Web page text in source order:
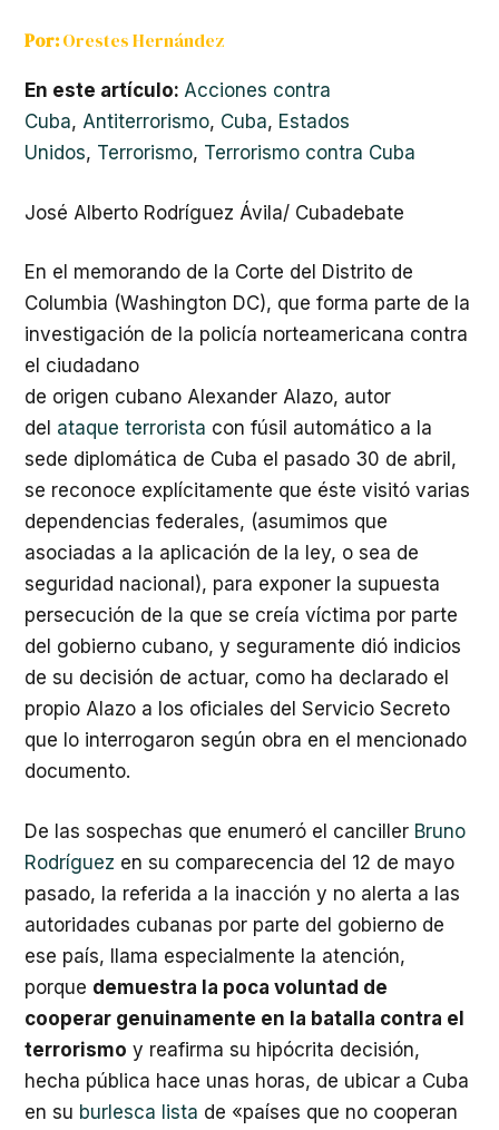
Por:Orestes Hernández
En este artículo: Acciones contra
Cuba, Antiterrorismo, Cuba, Estados
Unidos, Terrorismo, Terrorismo contra Cuba
José Alberto Rodríguez Ávila/ Cubadebate
En el memorando de la Corte del Distrito de
Columbia (Washington DC), que forma parte de la
investigación de la policía norteamericana contra
el ciudadano
de origen cubano Alexander Alazo, autor
del ataque terrorista con fúsil automático a la
sede diplomática de Cuba el pasado 30 de abril,
se reconoce explícitamente que éste visitó varias
dependencias federales, (asumimos que
asociadas a la aplicación de la ley, o sea de
seguridad nacional), para exponer la supuesta
persecución de la que se creía víctima por parte
del gobierno cubano, y seguramente dió indicios
de su decisión de actuar, como ha declarado el
propio Alazo a los oficiales del Servicio Secreto
que lo interrogaron según obra en el mencionado
documento.
De las sospechas que enumeró el canciller Bruno
Rodríguez en su comparecencia del 12 de mayo
pasado, la referida a la inacción y no alerta a las
autoridades cubanas por parte del gobierno de
ese país, llama especialmente la atención,
porque demuestra la poca voluntad de
cooperar genuinamente en la batalla contra el
terrorismo y reafirma su hipócrita decisión,
hecha pública hace unas horas, de ubicar a Cuba
en su burlesca lista de «países que no cooperan